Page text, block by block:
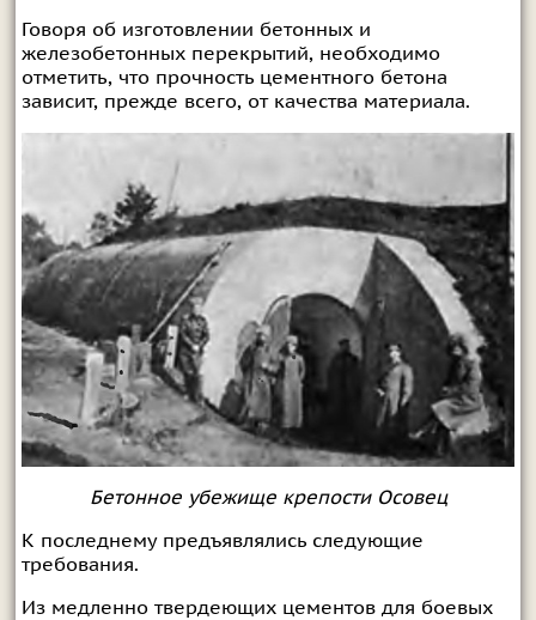
Говоря об изготовлении бетонных и
железобетонных перекрытий, необходимо
отметить, что прочность цементного бетона
зависит, прежде всего, от качества материала.
Бетонное убежище крепости Осовец
К последнему предъявлялись следующие
требования.
Из медленно твердеющих цементов для боевых